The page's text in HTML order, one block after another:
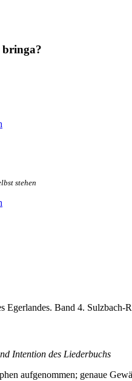
bringa?
stehen
Band 4.
Intention des Liederbuchs
aufgenommen; genaue